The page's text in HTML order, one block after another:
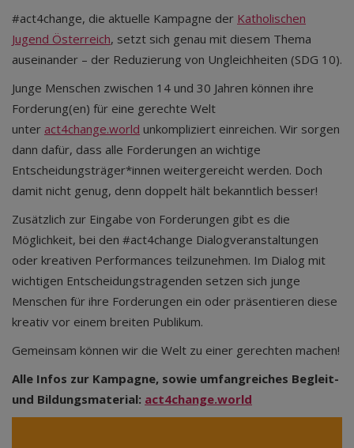
#act4change, die aktuelle Kampagne der Katholischen
Jugend Österreich, setzt sich genau mit diesem Thema
auseinander – der Reduzierung von Ungleichheiten (SDG 10).
Junge Menschen zwischen 14 und 30 Jahren können ihre
Forderung(en) für eine gerechte Welt
unter act4change.world unkompliziert einreichen. Wir sorgen
dann dafür, dass alle Forderungen an wichtige
Entscheidungsträger*innen weitergereicht werden. Doch
damit nicht genug, denn doppelt hält bekanntlich besser!
Zusätzlich zur Eingabe von Forderungen gibt es die
Möglichkeit, bei den #act4change Dialogveranstaltungen
oder kreativen Performances teilzunehmen. Im Dialog mit
wichtigen Entscheidungstragenden setzen sich junge
Menschen für ihre Forderungen ein oder präsentieren diese
kreativ vor einem breiten Publikum.
Gemeinsam können wir die Welt zu einer gerechten machen!
Alle Infos zur Kampagne, sowie umfangreiches Begleit-
und Bildungsmaterial: act4change.world